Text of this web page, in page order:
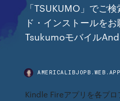
「TSUKUMO」でご
ド・インストールを
Tsukumoモバイル
AMERICALIBJOPB.WEB.APP
Kindle Fireアプリを各プロ